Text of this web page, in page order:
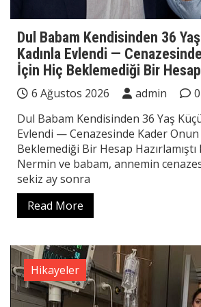
Dul Babam Kendisinden 36
Kadınla Evlendi —
İçin Hiç Beklemediği Bir Hesap
6 Ağustos 2026 admin
0
Dul Babam Kendisinden 36 Yaş
Evlendi — Cenazesinde Kader Onun
Beklemediği Bir Hesap Hazırlamıştı
Nermin ve babam, annemin
sekiz ay sonra
Read More
Hikayeler